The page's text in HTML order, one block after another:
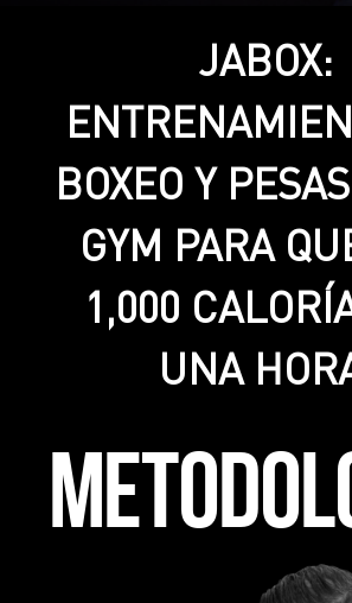
JABOX:
BOXEO Y
GYM PARA
1,000
UNA